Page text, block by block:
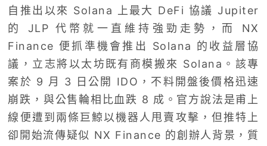
自推出以來 Solana 上最大 DeFi 協議 Jupiter
的 JLP 代幣就一直維持強勁走勢，而 NX
Finance 便抓準機會推出 Solana 的收益層協
議，立志將以太坊既有商模搬來 Solana。該專
案於 9 月 3 日公開 IDO，不料開盤後價格迅速
崩跌，與公售輪相比血跌 8 成。官方說法是甫上
線便遭到兩條巨鯨以機器人甩賣攻擊，但推特上
卻開始流傳疑似 NX Finance 的創辦人背景，質